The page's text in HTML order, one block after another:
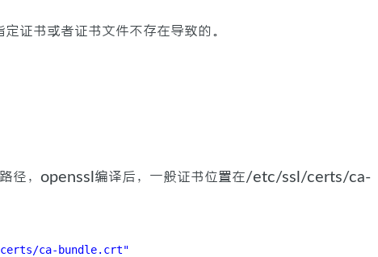
证书或者证书文件不存在导致的。
路径，openssl编译后，一般证书位置在/etc/ssl/certs/ca-
ca-bundle.crt"